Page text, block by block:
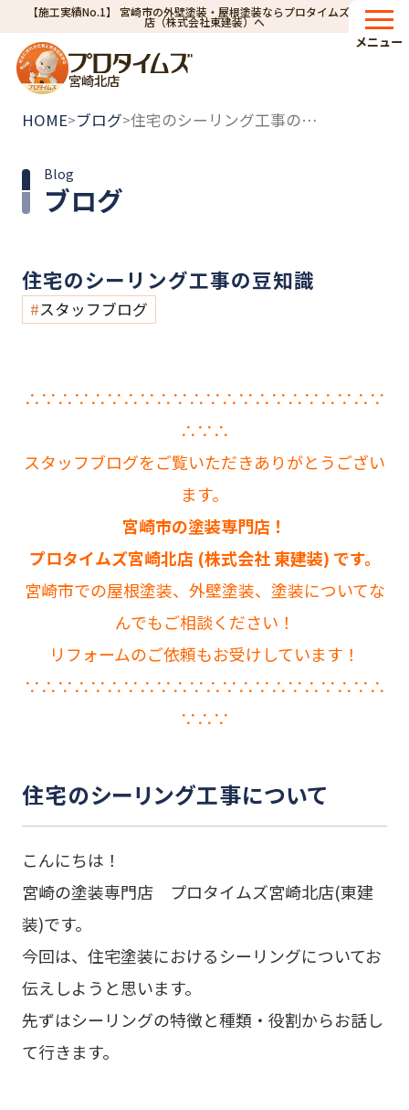
【施工実績No.1】 宮崎市の外壁塗装・屋根塗装ならプロタイムズ宮崎北
店（株式会社東建装）へ
宮崎北店
メニュー
HOME>ブログ> 住宅のシーリング工事の豆知識
ブログ
Blog
住宅のシーリング工事の豆知識
スタッフブログ
∴∵∴∵∴∵∴∵∴∵∴∵∴∵∴∵∴∵∴∵∴∵
∴∵∴
スタッフブログをご覧いただきありがとうござい
ます。
宮崎市の塗装専門店！
プロタイムズ宮崎北店 (株式会社 東建装) です。
宮崎市での屋根塗装、外壁塗装、塗装についてな
んでもご相談ください！
リフォームのご依頼もお受けしています！
∵∴∵∴∵∴∵∴∵∴∵∴∵∴∵∴∵∴∵∴∵∴
∵∴∵
住宅のシーリング工事について
こんにちは！
宮崎の塗装専門店 プロタイムズ宮崎北店(東建
装)です。
今回は、住宅塗装におけるシーリングについてお
伝えしようと思います。
先ずはシーリングの特徴と種類・役割からお話し
て行きます。